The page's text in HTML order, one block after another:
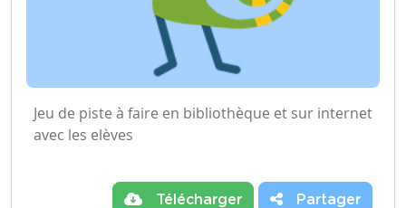
Jeu de piste à faire en bibliothèque et sur internet
avec les elèves
Télécharger Partager